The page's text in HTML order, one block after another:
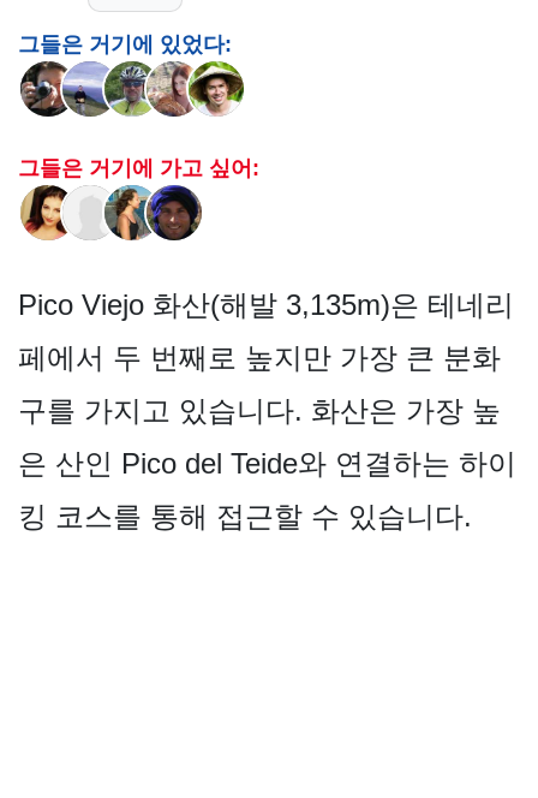
그들은 거기에 있었다:
그들은 거기에 가고 싶어:
Pico Viejo 화산(해발 3,135m)은 테네리
페에서 두 번째로 높지만 가장 큰 분화
구를 가지고 있습니다. 화산은 가장 높
은 산인 Pico del Teide와 연결하는 하이
킹 코스를 통해 접근할 수 있습니다.